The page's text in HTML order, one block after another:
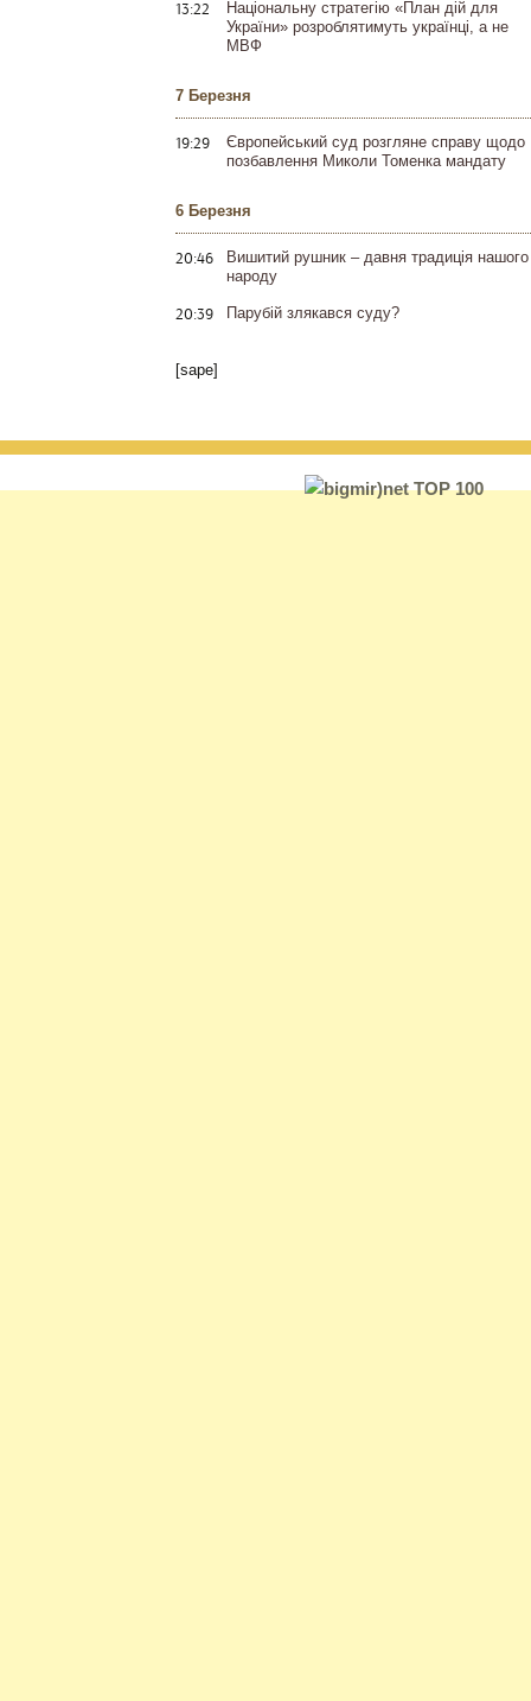
13:22
Національну стратегію «План дій для
України» розроблятимуть українці, а не
МВФ
7 Березня
19:29
Європейський суд розгляне справу щодо
позбавлення Миколи Томенка мандату
6 Березня
20:46
Вишитий рушник – давня традиція нашого
народу
20:39 Парубій злякався суду?
[sape]